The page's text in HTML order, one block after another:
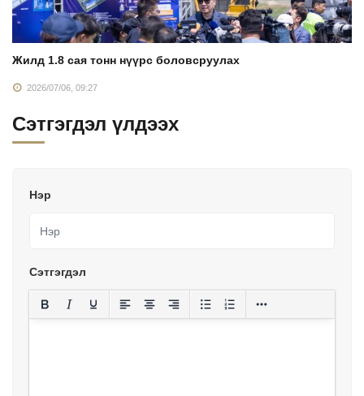
Жилд 1.8 сая тонн нүүрс боловсруулах
2026/07/06, 09:27
Сэтгэгдэл үлдээх
Нэр
Сэтгэгдэл